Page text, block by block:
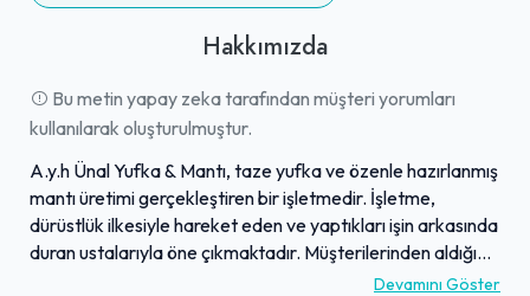
Hakkımızda
Bu metin yapay zeka tarafından müşteri yorumları
kullanılarak oluşturulmuştur.
A.y.h Ünal Yufka & Mantı, taze yufka ve özenle hazırlanmış
mantı üretimi gerçekleştiren bir işletmedir. İşletme,
dürüstlük ilkesiyle hareket eden ve yaptıkları işin arkasında
duran ustalarıyla öne çıkmaktadır. Müşterilerinden aldığı
geri bildirimler genellikle olumlu yöndedir ve bu durum,
Devamını Göster